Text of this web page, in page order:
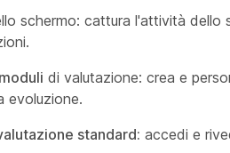
schermo: cattura l'attività dello
di valutazione: crea e
evoluzione.
standard: accedi e